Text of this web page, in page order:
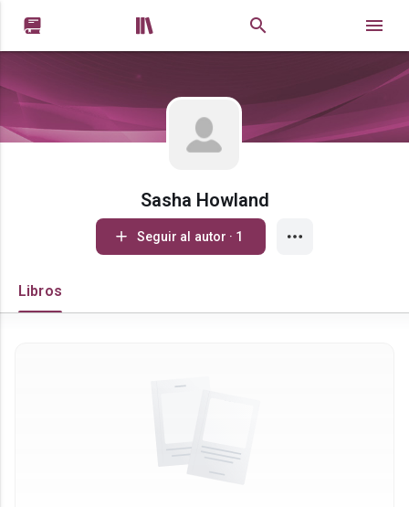
 
Sasha Howland
Seguir al autor · 1
Libros